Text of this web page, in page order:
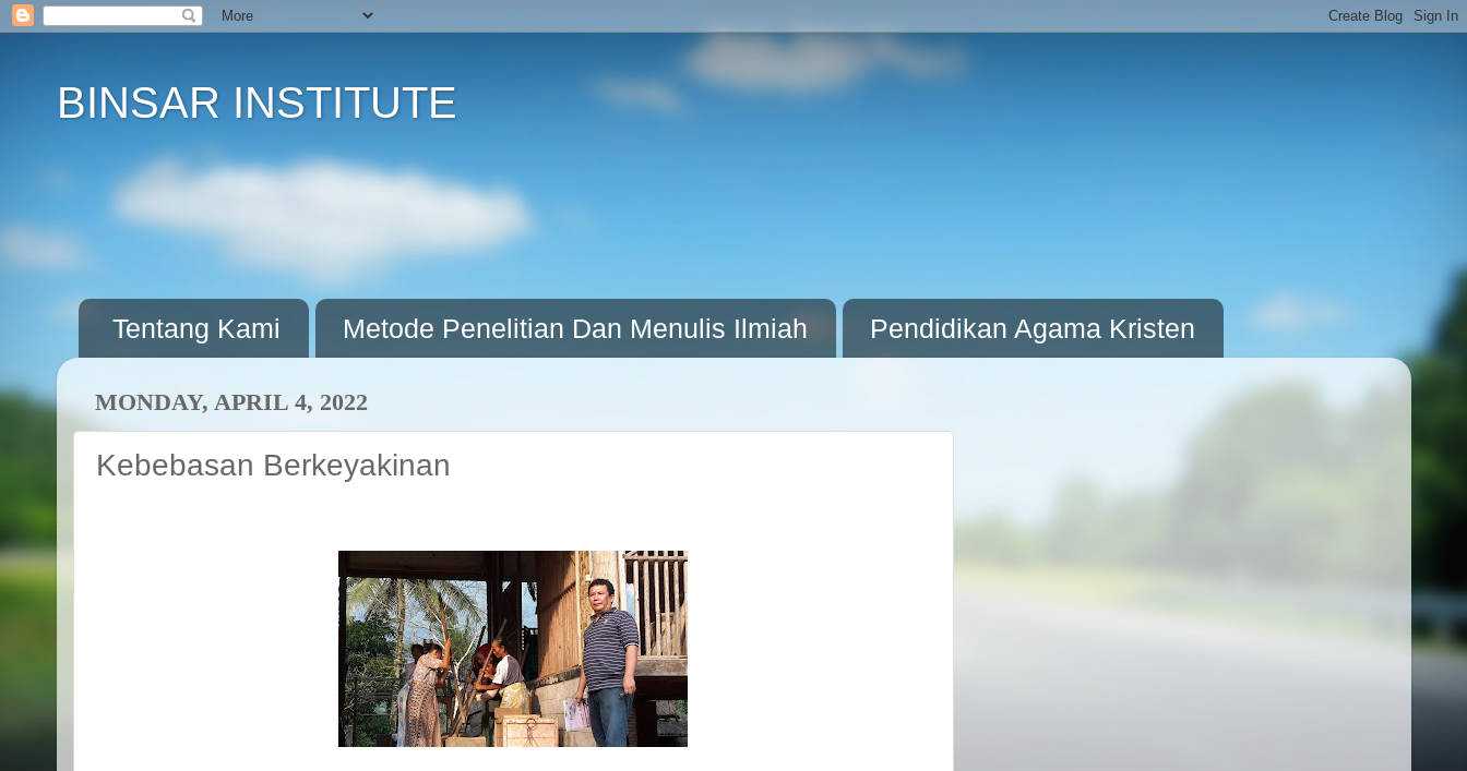
BINSAR INSTITUTE
Tentang Kami Metode Penelitian Dan Menulis Ilmiah Pendidikan Agama Kristen
MONDAY, APRIL 4, 2022
Kebebasan Berkeyakinan